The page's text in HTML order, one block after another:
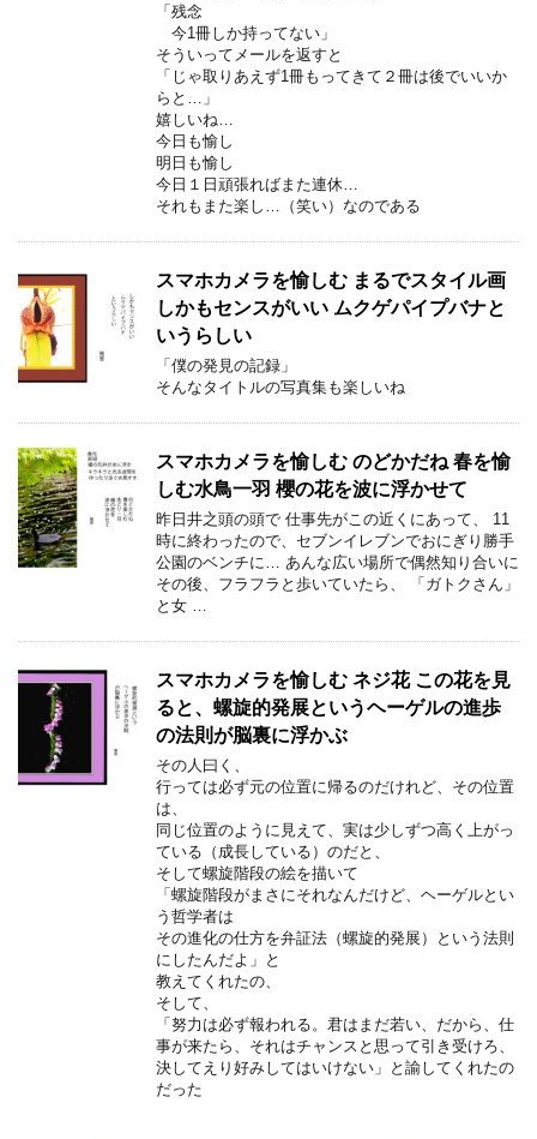
「残念
今1冊しか持ってない」
そういってメールを返すと
「じゃ取りあえず1冊もってきて２冊は後でいいか
らと…」
嬉しいね…
今日も愉し
明日も愉し
今日１日頑張ればまた連休…
それもまた楽し…（笑い）なのである
スマホカメラを愉しむ まるでスタイル画
しかもセンスがいい ムクゲパイプバナと
いうらしい
「僕の発見の記録」
そんなタイトルの写真集も楽しいね
スマホカメラを愉しむ のどかだね 春を愉
しむ水鳥一羽 櫻の花を波に浮かせて
昨日井之頭の頭で 仕事先がこの近くにあって、 11
時に終わったので、セブンイレブンでおにぎり勝手
公園のベンチに… あんな広い場所で偶然知り合いに
その後、フラフラと歩いていたら、 「ガトクさん」
と女 …
スマホカメラを愉しむ ネジ花 この花を見
ると、螺旋的発展というヘーゲルの進歩
の法則が脳裏に浮かぶ
その人曰く、
行っては必ず元の位置に帰るのだけれど、その位置
は、
同じ位置のように見えて、実は少しずつ高く上がっ
ている（成長している）のだと、
そして螺旋階段の絵を描いて
「螺旋階段がまさにそれなんだけど、ヘーゲルとい
う哲学者は
その進化の仕方を弁証法（螺旋的発展）という法則
にしたんだよ」と
教えてくれたの、
そして、
「努力は必ず報われる。君はまだ若い、だから、仕
事が来たら、それはチャンスと思って引き受けろ、
決してえり好みしてはいけない」と諭してくれたの
だった